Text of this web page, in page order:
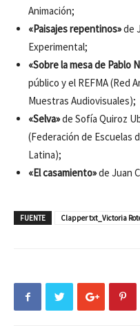
Animación;
«Paisajes repentinos»de
Experimental;
«Sobre la mesa de Pablo
público y el REFMA (Red
Muestras Audiovisuales);
«Selva»de Sofía Quiroz
(Federación de Escuelas
Latina);
«El casamiento»de Juan
FUENTE Clapper txt_Victoria